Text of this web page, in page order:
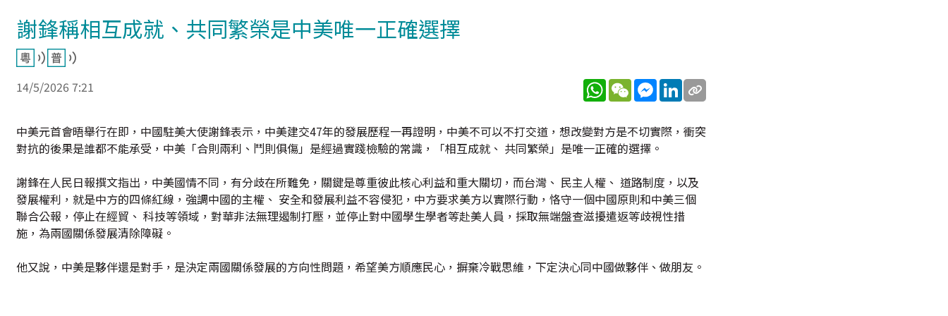
謝鋒稱相互成就、共同繁榮是中美唯一正確選擇
14/5/2026 7:21 WhatsApp
WeChatMessenger
LinkedIn
中美元首會晤舉行在即，中國駐美大使謝鋒表示，中美建交47年的發展歷程一再證明，中美不可以不打交道，想改變對方是不切實際，衝突
對抗的後果是誰都不能承受，中美「合則兩利、鬥則俱傷」是經過實踐檢驗的常識，「相互成就、 共同繁榮」是唯一正確的選擇。
謝鋒在人民日報撰文指出，中美國情不同，有分歧在所難免，關鍵是尊重彼此核心利益和重大關切，而台灣、 民主人權、 道路制度，以及
發展權利，就是中方的四條紅線，強調中國的主權、 安全和發展利益不容侵犯，中方要求美方以實際行動，恪守一個中國原則和中美三個
聯合公報，停止在經貿、 科技等領域，對華非法無理遏制打壓，並停止對中國學生學者等赴美人員，採取無端盤查滋擾遣返等歧視性措
施，為兩國關係發展清除障礙。
他又說，中美是夥伴還是對手，是決定兩國關係發展的方向性問題，希望美方順應民心，摒棄冷戰思維，下定決心同中國做夥伴、做朋友。